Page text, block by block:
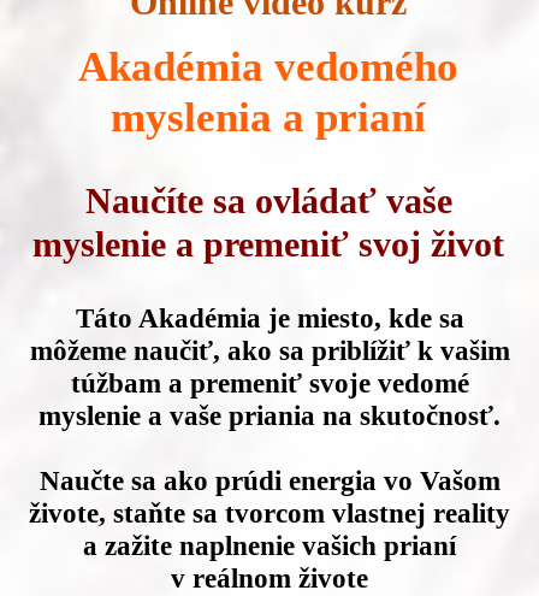
Akadémia vedomého
myslenia a prianí
Naučíte sa ovládať vaše
myslenie a premeniť svoj život
Táto Akadémia je miesto, kde sa
môžeme naučiť, ako sa priblížiť k vašim
túžbam a premeniť svoje vedomé
myslenie a vaše priania na skutočnosť.
Naučte sa ako prúdi energia vo Vašom
živote, staňte sa tvorcom vlastnej reality
a zažite naplnenie vašich prianí
v reálnom živote